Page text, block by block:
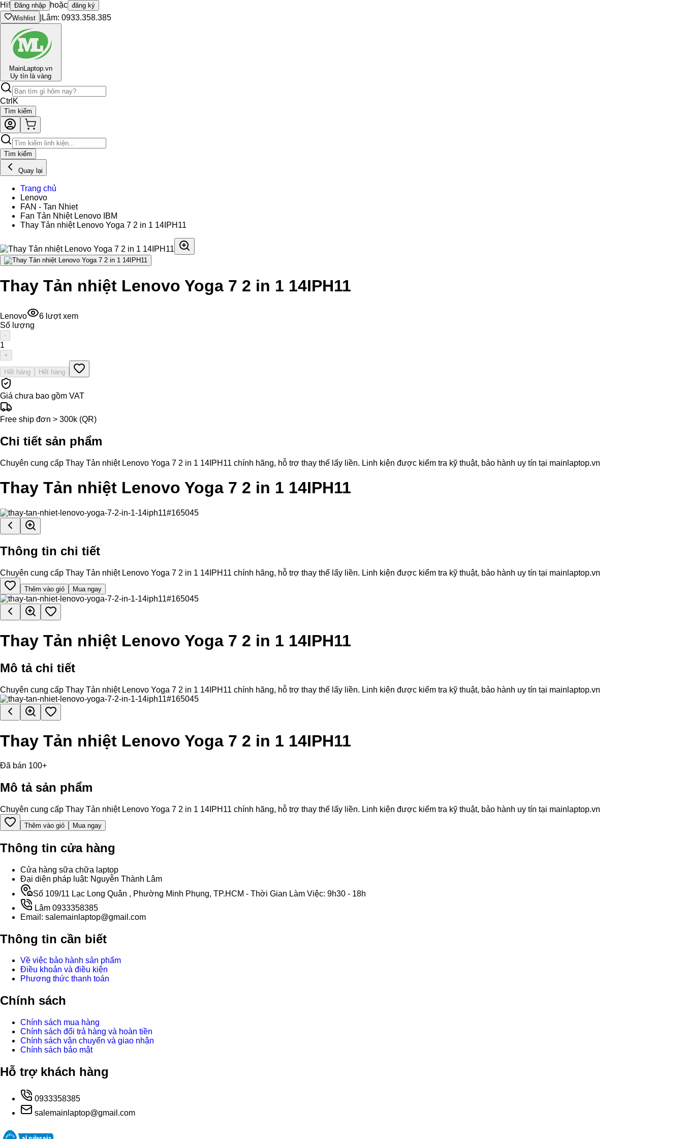
Hi! Đăng nhập hoặc đăng ký
Wishlist
Lâm: 0933.358.385
MainLaptop.vn
Uy tín là vàng
Ctrl K
Tìm kiếm
Tìm kiếm
Quay lại
Trang chủ
Lenovo
FAN - Tan Nhiet
Fan Tản Nhiệt Lenovo IBM
Thay Tản nhiệt Lenovo Yoga 7 2 in 1 14IPH11
Thay Tản nhiệt Lenovo Yoga 7 2 in 1 14IPH11
Lenovo 6 lượt xem
Số lượng
-
1
+
Hết hàng Hết hàng
Giá chưa bao gồm VAT
Free ship đơn > 300k (QR)
Chi tiết sản phẩm
Chuyên cung cấp Thay Tản nhiệt Lenovo Yoga 7 2 in 1 14IPH11 chính hãng, hỗ trợ thay thế lấy liền. Linh kiện được kiểm tra kỹ thuật, bảo hành uy tín tại mainlaptop.vn
Thay Tản nhiệt Lenovo Yoga 7 2 in 1 14IPH11
Thông tin chi tiết
Chuyên cung cấp Thay Tản nhiệt Lenovo Yoga 7 2 in 1 14IPH11 chính hãng, hỗ trợ thay thế lấy liền. Linh kiện được kiểm tra kỹ thuật, bảo hành uy tín tại mainlaptop.vn
Thêm vào giỏ Mua ngay
Thay Tản nhiệt Lenovo Yoga 7 2 in 1 14IPH11
Mô tả chi tiết
Chuyên cung cấp Thay Tản nhiệt Lenovo Yoga 7 2 in 1 14IPH11 chính hãng, hỗ trợ thay thế lấy liền. Linh kiện được kiểm tra kỹ thuật, bảo hành uy tín tại mainlaptop.vn
Thay Tản nhiệt Lenovo Yoga 7 2 in 1 14IPH11
Đã bán 100+
Mô tả sản phẩm
Chuyên cung cấp Thay Tản nhiệt Lenovo Yoga 7 2 in 1 14IPH11 chính hãng, hỗ trợ thay thế lấy liền. Linh kiện được kiểm tra kỹ thuật, bảo hành uy tín tại mainlaptop.vn
Thêm vào giỏ Mua ngay
Thông tin cửa hàng
Cửa hàng sữa chữa laptop
Đại diện pháp luật: Nguyễn Thành Lâm
Số 109/11 Lạc Long Quân , Phường Minh Phụng, TP.HCM - Thời Gian Làm Việc: 9h30 - 18h
Lâm 0933358385
Email: salemainlaptop@gmail.com
Thông tin cần biết
Về việc bảo hành sản phẩm
Điều khoản và điều kiện
Phương thức thanh toán
Chính sách
Chính sách mua hàng
Chính sách đổi trả hàng và hoàn tiền
Chính sách vận chuyển và giao nhận
Chính sách bảo mật
Hỗ trợ khách hàng
0933358385
salemainlaptop@gmail.com